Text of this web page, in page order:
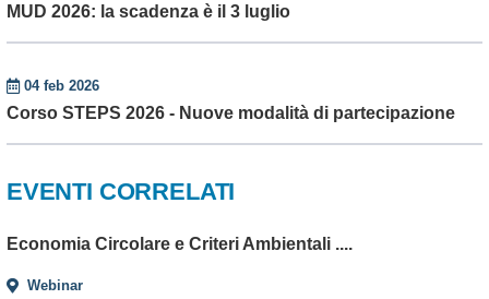
MUD 2026: la scadenza è il 3 luglio
04 feb 2026
Corso STEPS 2026 - Nuove modalità di partecipazione
EVENTI CORRELATI
Economia Circolare e Criteri Ambientali ....
Webinar